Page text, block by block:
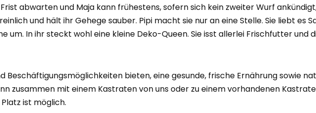
abwarten und Maja kann frühestens, sofern sich kein zweiter Wurf
und hält ihr Gehege sauber. Pipi macht sie nur an eine Stelle. Sie liebt es
um. In ihr steckt wohl eine kleine Deko-Queen. Sie isst allerlei Frischfutter und
Beschäftigungsmöglichkeiten bieten, eine gesunde, frische Ernährung sowie
zusammen mit einem Kastraten von uns oder zu einem vorhandenen
ist möglich.